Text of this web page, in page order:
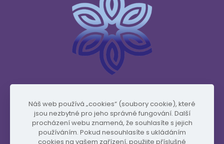
www.vidafyglobal.com
Náš web používá „cookies“ (soubory cookie), které
jsou nezbytné pro jeho správné fungování. Další
procházení webu znamená, že souhlasíte s jejich
používáním. Pokud nesouhlasíte s ukládáním
cookies na vašem zařízení, použijte příslušné